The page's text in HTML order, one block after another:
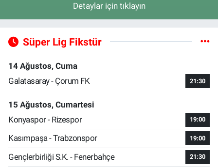
Detaylar için tıklayın
Süper Lig Fikstür
14 Ağustos, Cuma
Galatasaray - Çorum FK
21:30
15 Ağustos, Cumartesi
Konyaspor - Rizespor
19:00
Kasımpaşa - Trabzonspor 19:00
Gençlerbirliği S.K. - Fenerbahçe 21:30